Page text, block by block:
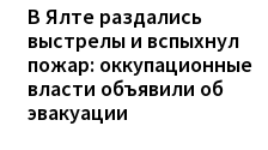
В Ялте раздались
выстрелы и вспыхнул
пожар: оккупационные
власти объявили об
эвакуации